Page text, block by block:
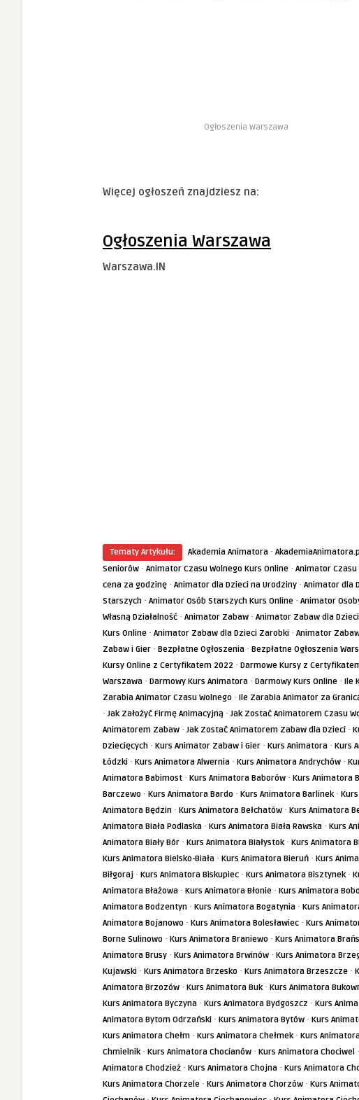
Ogłoszenia Warszawa
Więcej ogłoszeń znajdziesz na:
Ogłoszenia Warszawa
Warszawa.IN
Tematy Artykułu: Akademia Animatora ·
Seniorów · Animator Czasu Wolnego Kurs Online · Animator
cena za godzinę · Animator dla Dzieci na Urodziny · Animator dla
Starszych · Animator Osób Starszych Kurs Online · Animator
Własną Działalność · Animator Zabaw · Animator Zabaw dla Dzieci
Kurs Online · Animator Zabaw dla Dzieci Zarobki · Animator
Zabaw i Gier · Bezpłatne Ogłoszenia · Bezpłatne Ogłoszenia
Kursy Online z Certyfikatem 2022 · Darmowe Kursy z
Warszawa · Darmowy Kurs Animatora · Darmowy Kurs Online · Ile
Zarabia Animator Czasu Wolnego · Ile Zarabia Animator za
· Jak Założyć Firmę Animacyjną · Jak Zostać Animatorem Czasu
Animatorem Zabaw · Jak Zostać Animatorem Zabaw dla Dzieci ·
Dziecięcych · Kurs Animator Zabaw i Gier · Kurs Animatora · Kurs
Łódzki · Kurs Animatora Alwernia · Kurs Animatora Andrychów ·
Animatora Babimost · Kurs Animatora Baborów · Kurs Animatora
Barczewo · Kurs Animatora Bardo · Kurs Animatora Barlinek·
Animatora Będzin · Kurs Animatora Bełchatów · Kurs Animatora
Animatora Biała Podlaska · Kurs Animatora Biała Rawska · Kurs
Animatora Biały Bór · Kurs Animatora Białystok· Kurs Animatora
Kurs Animatora Bielsko-Biała · Kurs Animatora Bieruń · Kurs
Biłgoraj · Kurs Animatora Biskupiec · Kurs Animatora Bisztynek·
Animatora Błażowa · Kurs Animatora Błonie · Kurs Animatora
Animatora Bodzentyn · Kurs Animatora Bogatynia · Kurs
Animatora Bojanowo · Kurs Animatora Bolesławiec · Kurs
Borne Sulinowo · Kurs Animatora Braniewo · Kurs Animatora
Animatora Brusy · Kurs Animatora Brwinów · Kurs Animatora
Kujawski · Kurs Animatora Brzesko · Kurs Animatora Brzeszcze ·
Animatora Brzozów · Kurs Animatora Buk· Kurs Animatora
Kurs Animatora Byczyna · Kurs Animatora Bydgoszcz · Kurs
Animatora Bytom Odrzański · Kurs Animatora Bytów · Kurs
Kurs Animatora Chełm · Kurs Animatora Chełmek· Kurs
Chmielnik· Kurs Animatora Chocianów · Kurs Animatora Chociwel ·
Animatora Chodzież · Kurs Animatora Chojna · Kurs Animatora
Kurs Animatora Chorzele · Kurs Animatora Chorzów · Kurs